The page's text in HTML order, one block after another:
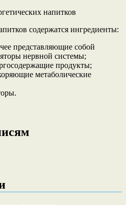
напитков
содержатся ингредиенты:
представляющие собой
нервной системы;
продукты;
метаболические